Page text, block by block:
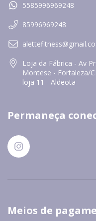
5585996969248
85996969248
Loja da Fábrica - Av
Montese - Fortaleza/
loja 11 - Aldeota
Permaneça
Meios de